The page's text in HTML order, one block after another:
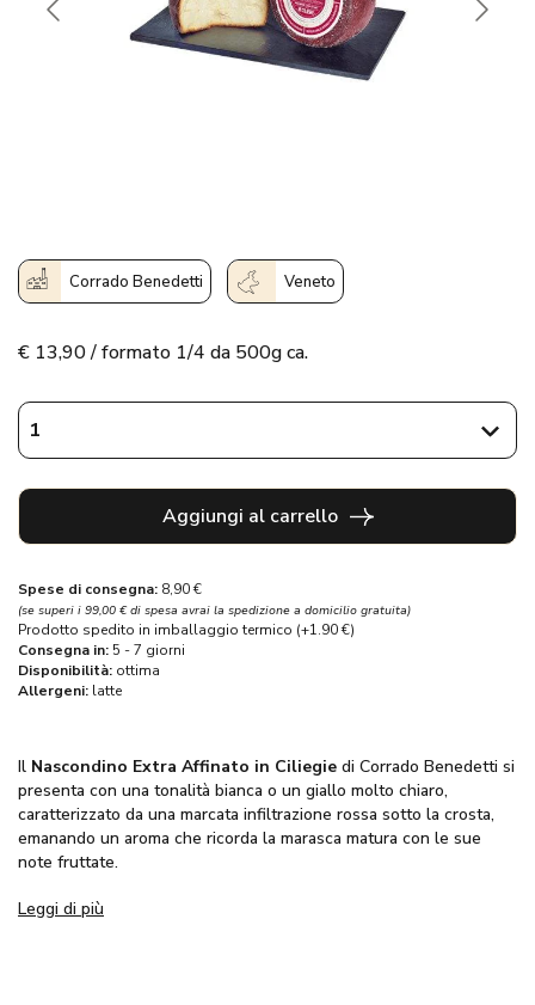
Corrado Benedetti Veneto
€ 13,90 / formato 1/4 da 500g ca.
Aggiungi al carrello
Spese di consegna: 8,90 €
(se superi i 99,00 € di spesa avrai la spedizione a domicilio gratuita)
Prodotto spedito in imballaggio termico (+1.90 €)
Consegna in: 5 - 7 giorni
Disponibilità: ottima
Allergeni: latte
Il Nascondino Extra Affinato in Ciliegie di Corrado Benedetti si
presenta con una tonalità bianca o un giallo molto chiaro,
caratterizzato da una marcata infiltrazione rossa sotto la crosta,
emanando un aroma che ricorda la marasca matura con le sue
note fruttate.
La tecnica di affinamento di questa edizione, pur seguendo un
Leggi di più